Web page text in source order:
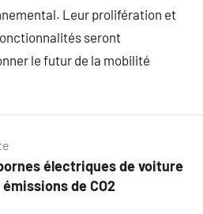
Leur prolifération et
seront
le futur de la mobilité
électriques de voiture
de CO2